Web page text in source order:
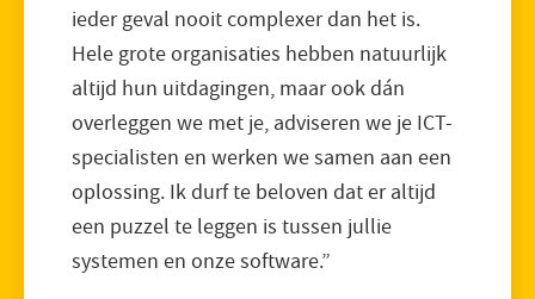
ieder geval nooit complexer dan het is.
Hele grote organisaties hebben natuurlijk
altijd hun uitdagingen, maar ook dán
overleggen we met je, adviseren we je ICT-
specialisten en werken we samen aan een
oplossing. Ik durf te beloven dat er altijd
een puzzel te leggen is tussen jullie
systemen en onze software.”